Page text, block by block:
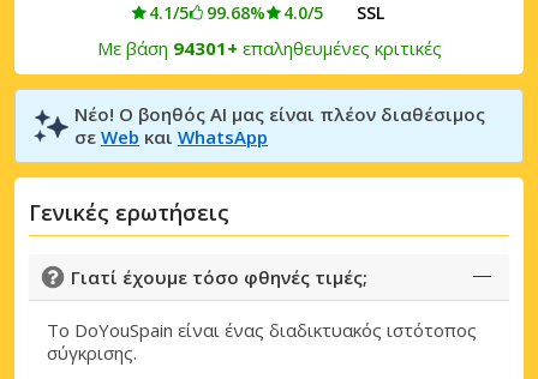
4.1/5 99.68% 4.0/5 SSL
Με βάση 94301+ επαληθευμένες κριτικές
Νέο! Ο βοηθός AI μας είναι πλέον διαθέσιμος
σε Web και WhatsApp
Γενικές ερωτήσεις
Γιατί έχουμε τόσο φθηνές τιμές;
Το DoYouSpain είναι ένας διαδικτυακός ιστότοπος
σύγκρισης.